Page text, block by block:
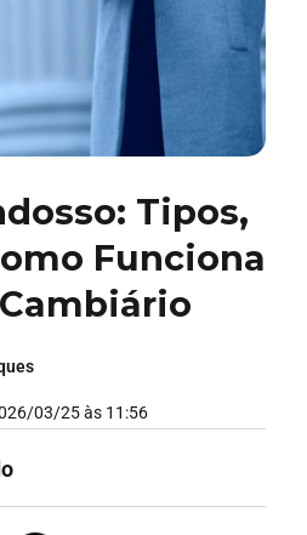
Tipos,
Funciona
03/25 às 11:56